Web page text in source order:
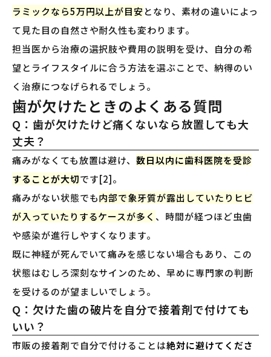
ラミックなら5万円以上が目安となり、素材の違いによっ
て見た目の自然さや耐久性も変わります。
担当医から治療の選択肢や費用の説明を受け、自分の希
望とライフスタイルに合う方法を選ぶことで、納得のい
く治療につなげられるでしょう。
歯が欠けたときのよくある質問
Q：歯が欠けたけど痛くないなら放置しても大
丈夫？
痛みがなくても放置は避け、数日以内に歯科医院を受診
することが大切です[2]。
痛みがない状態でも内部で象牙質が露出していたりヒビ
が入っていたりするケースが多く 、時間が経つほど虫歯
や感染が進行しやすくなります。
既に神経が死んでいて痛みを感じない場合もあり、この
状態はむしろ深刻なサインのため、早めに専門家の判断
を受けるのが望ましいでしょう。
Q：欠けた歯の破片を自分で接着剤で付けても
いい？
市販の接着剤で自分で付けることは絶対に避けてくださ